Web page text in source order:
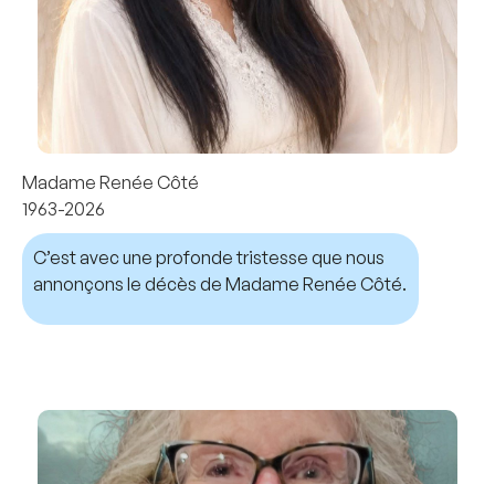
Madame Renée Côté
1963-2026
C’est avec une profonde tristesse que nous
annonçons le décès de Madame Renée Côté.